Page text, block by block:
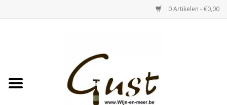
0 Artikelen - €0,00
Witte wijn